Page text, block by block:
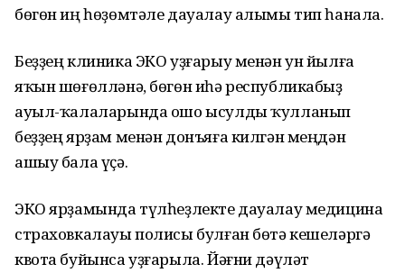
бөгөн иң һөҙөмтәле дауалау алымы тип һанала.
Беҙҙең клиника ЭКО уҙғарыу менән ун йылға
яҡын шөғөлләнә, бөгөн иһә республикабыҙ
ауыл-ҡалаларында ошо ысулды ҡулланып
беҙҙең ярҙам менән донъяға килгән меңдән
ашыу бала үҫә.
ЭКО ярҙамында түлһеҙлекте дауалау медицина
страховкалауы полисы булған бөтә кешеләргә
квота буйынса уҙғарыла. Йәғни дәүләт